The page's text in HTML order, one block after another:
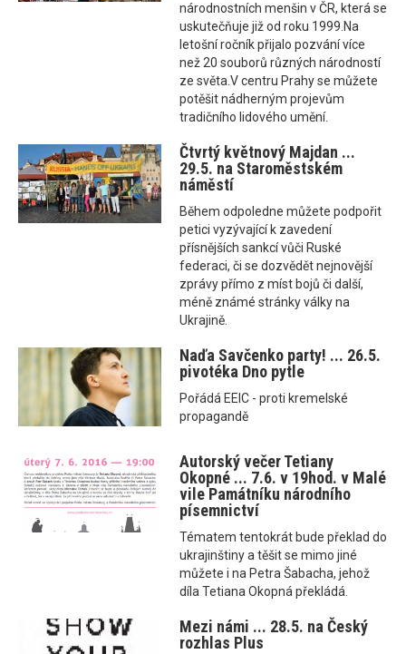
národnostních menšin v ČR, která se
uskutečňuje již od roku 1999.Na
letošní ročník přijalo pozvání více
než 20 souborů různých národností
ze světa.V centru Prahy se můžete
potěšit nádherným projevům
tradičního lidového umění.
Čtvrtý květnový Majdan ...
29.5. na Staroměstském
náměstí
Během odpoledne můžete podpořit
petici vyzývající k zavedení
přísnějších sankcí vůči Ruské
federaci, či se dozvědět nejnovější
zprávy přímo z míst bojů či další,
méně známé stránky války na
Ukrajině.
Naďa Savčenko party! ... 26.5.
pivotéka Dno pytle
Pořádá EEIC - proti kremelské
propagandě
Autorský večer Tetiany
Okopné ... 7.6. v 19hod. v Malé
vile Památníku národního
písemnictví
Tématem tentokrát bude překlad do
ukrajinštiny a těšit se mimo jiné
můžete i na Petra Šabacha, jehož
díla Tetiana Okopná překládá.
Mezi námi ... 28.5. na Český
rozhlas Plus